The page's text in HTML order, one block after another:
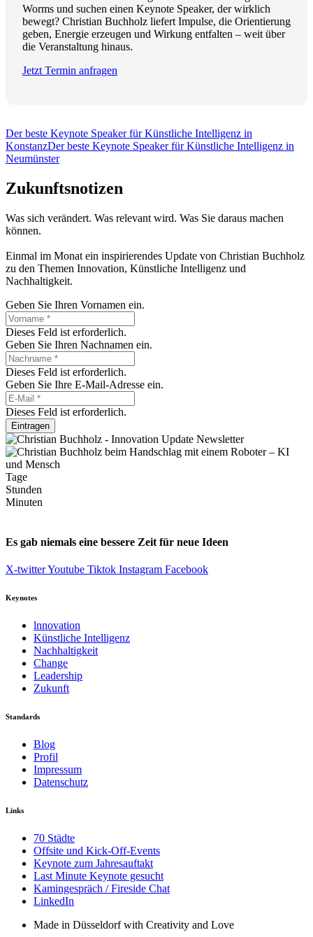
Worms und suchen einen Keynote Speaker, der wirklich
bewegt? Christian Buchholz liefert Impulse, die Orientierung
geben, Energie erzeugen und Wirkung entfalten – weit über
die Veranstaltung hinaus.
Jetzt Termin anfragen
Der beste Keynote Speaker für Künstliche Intelligenz in
KonstanzDer beste Keynote Speaker für Künstliche Intelligenz in
Neumünster
Zukunftsnotizen
Was sich verändert. Was relevant wird. Was Sie daraus machen
können.
Einmal im Monat ein inspirierendes Update von Christian Buchholz
zu den Themen Innovation, Künstliche Intelligenz und
Nachhaltigkeit.
Geben Sie Ihren Vornamen ein.
Dieses Feld ist erforderlich.
Geben Sie Ihren Nachnamen ein.
Dieses Feld ist erforderlich.
Geben Sie Ihre E-Mail-Adresse ein.
Dieses Feld ist erforderlich.
Eintragen
Tage
Stunden
Minuten
Es gab niemals eine bessere Zeit für neue Ideen
X-twitterYoutube Tiktok Instagram Facebook
Keynotes
lnnovation
Künstliche Intelligenz
Nachhaltigkeit
Change
Leadership
Zukunft
Standards
Blog
Profil
Impressum
Datenschutz
Links
70 Städte
Offsite und Kick-Off-Events
Keynote zum Jahresauftakt
Last Minute Keynote gesucht
Kamingespräch / Fireside Chat
LinkedIn
Made in Düsseldorf with Creativity and Love